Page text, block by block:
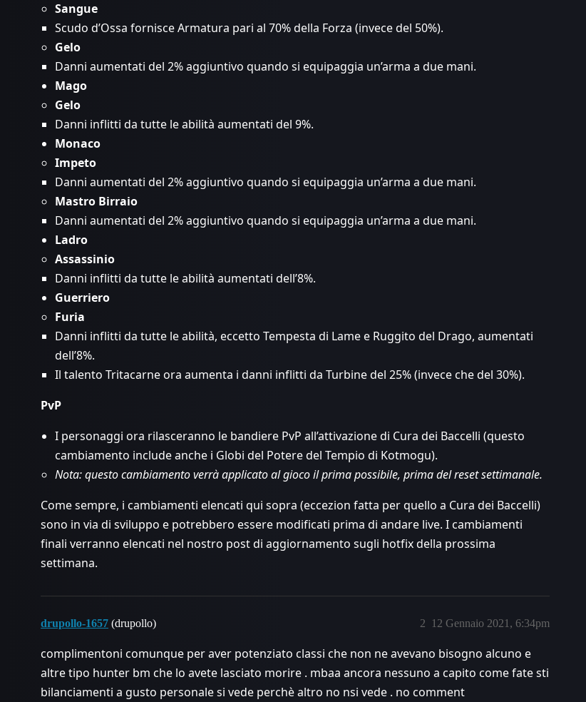
Sangue
Scudo d’Ossa fornisce Armatura pari al 70% della Forza (invece del 50%).
Gelo
Danni aumentati del 2% aggiuntivo quando si equipaggia un’arma a due mani.
Mago
Gelo
Danni inflitti da tutte le abilità aumentati del 9%.
Monaco
Impeto
Danni aumentati del 2% aggiuntivo quando si equipaggia un’arma a due mani.
Mastro Birraio
Danni aumentati del 2% aggiuntivo quando si equipaggia un’arma a due mani.
Ladro
Assassinio
Danni inflitti da tutte le abilità aumentati dell’8%.
Guerriero
Furia
Danni inflitti da tutte le abilità, eccetto Tempesta di Lame e Ruggito del Drago, aumentati
dell’8%.
Il talento Tritacarne ora aumenta i danni inflitti da Turbine del 25% (invece che del 30%).
PvP
I personaggi ora rilasceranno le bandiere PvP all’attivazione di Cura dei Baccelli (questo
cambiamento include anche i Globi del Potere del Tempio di Kotmogu).
Nota: questo cambiamento verrà applicato al gioco il prima possibile, prima del reset settimanale.
Come sempre, i cambiamenti elencati qui sopra (eccezion fatta per quello a Cura dei Baccelli)
sono in via di sviluppo e potrebbero essere modificati prima di andare live. I cambiamenti
finali verranno elencati nel nostro post di aggiornamento sugli hotfix della prossima
settimana.
drupollo-1657 (drupollo) 12 Gennaio 2021, 6:34pm
2
complimentoni comunque per aver potenziato classi che non ne avevano bisogno alcuno e
altre tipo hunter bm che lo avete lasciato morire . mbaa ancora nessuno a capito come fate sti
bilanciamenti a gusto personale si vede perchè altro no nsi vede . no comment